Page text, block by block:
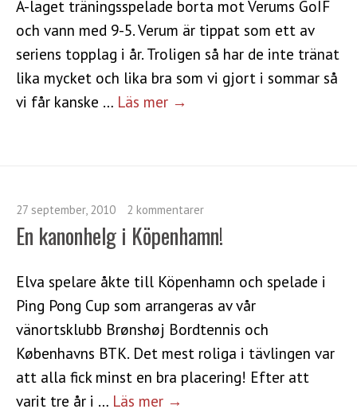
A-laget träningsspelade borta mot Verums GoIF
och vann med 9-5. Verum är tippat som ett av
seriens topplag i år. Troligen så har de inte tränat
lika mycket och lika bra som vi gjort i sommar så
vi får kanske … Läs mer →
27 september, 2010 2 kommentarer
En kanonhelg i Köpenhamn!
Elva spelare åkte till Köpenhamn och spelade i
Ping Pong Cup som arrangeras av vår
vänortsklubb Brønshøj Bordtennis och
Københavns BTK. Det mest roliga i tävlingen var
att alla fick minst en bra placering! Efter att
varit tre år i … Läs mer →